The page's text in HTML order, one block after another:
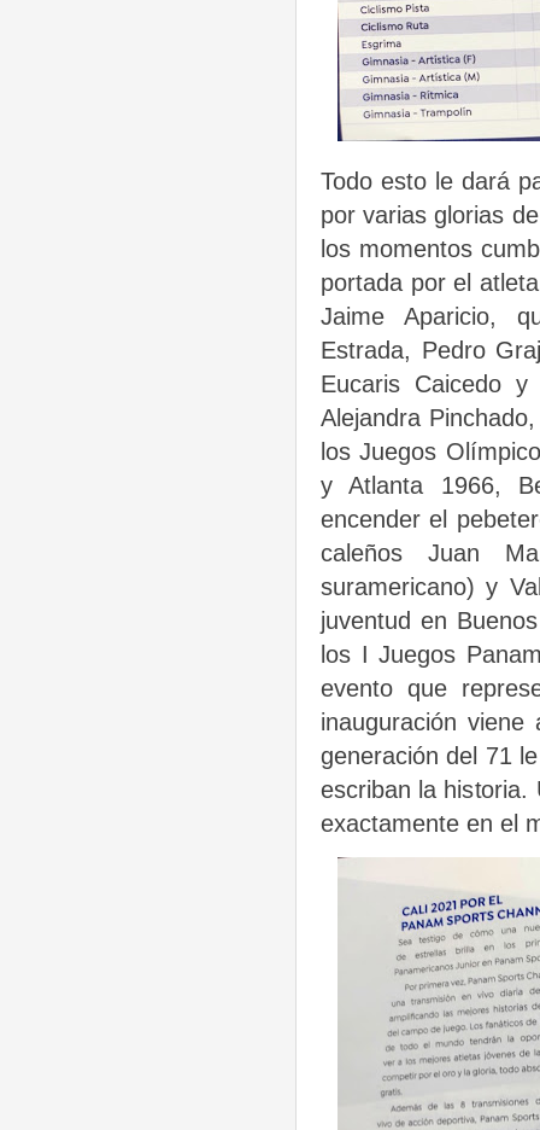
Todo esto le dará
por varias glorias
los momentos
portada por el
Jaime Aparicio,
Estrada, Pedro
Eucaris Caicedo
Alejandra
los Juegos
y Atlanta 1966,
encender el
caleños Juan
suramericano) y
juventud en
los I Juegos
evento que
inauguración
generación del 71
escriban la historia.
exactamente en el